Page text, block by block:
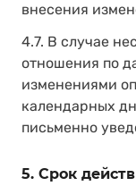
внесения
4.7. В случае
отношения по
изменениями
календарных
письменно
5. Срок